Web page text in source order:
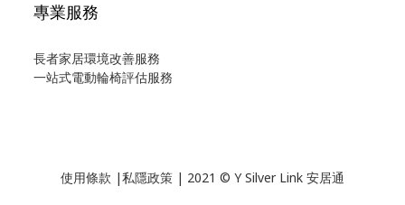
專業服務
長者家居環境改善服務
一站式電動輪椅評估服務
使用條款 |私隱政策 | 2021 © Y Silver Link 安居通